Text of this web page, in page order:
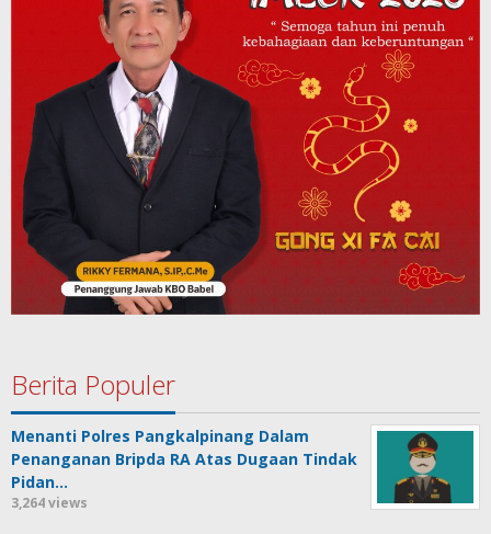
Berita Populer
Menanti Polres Pangkalpinang Dalam
Penanganan Bripda RA Atas Dugaan Tindak
Pidan…
3,264 views